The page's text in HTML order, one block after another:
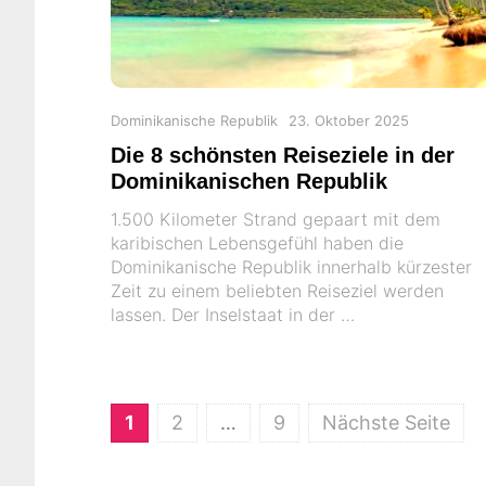
Categories
Dominikanische Republik
Posted
23. Oktober 2025
Die 8 schönsten Reiseziele in der
Dominikanischen Republik
1.500 Kilometer Strand gepaart mit dem
karibischen Lebensgefühl haben die
Dominikanische Republik innerhalb kürzester
Zeit zu einem beliebten Reiseziel werden
lassen. Der Inselstaat in der …
Seitennummerierung
Page
1 Page
2 … Page
9 Nächste Seite